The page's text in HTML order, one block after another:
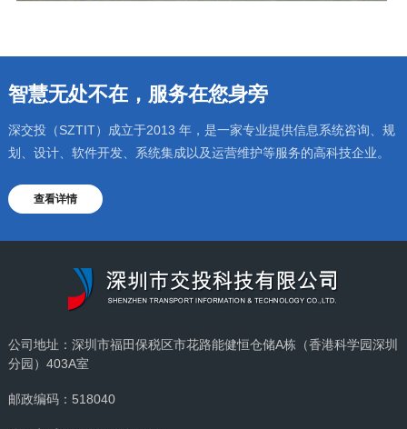
智慧无处不在，服务在您身旁
深交投（SZTIT）成立于2013 年，是一家专业提供信息系统咨询、规
划、设计、软件开发、系统集成以及运营维护等服务的高科技企业。
查看详情
公司地址：深圳市福田保税区市花路能健恒仓储A栋（香港科学园深圳
分园）403A室
邮政编码：518040